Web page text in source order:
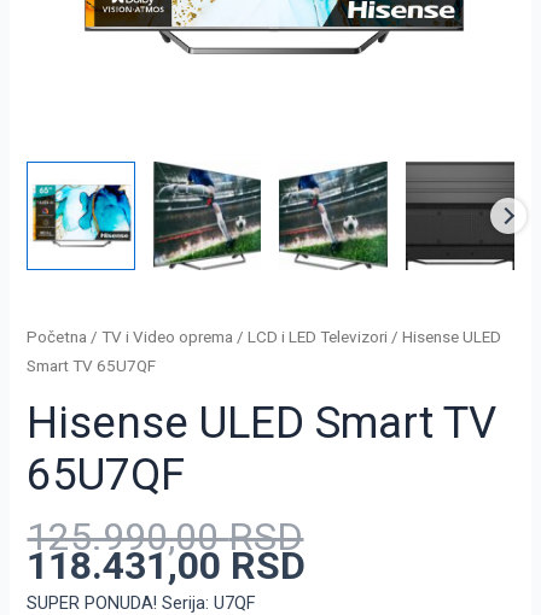
Početna /TV i Video oprema /LCD i LED Televizori / Hisense ULED
Smart TV 65U7QF
Hisense ULED Smart TV
65U7QF
125.990,00RSD
118.431,00 RSD
SUPER PONUDA! Serija: U7QF